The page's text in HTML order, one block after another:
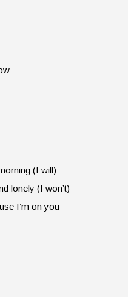
(I will)
lonely (I won’t)
I’m on you